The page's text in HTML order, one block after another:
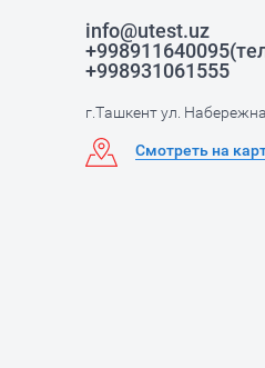
info@utest.uz
+998931061555
г.Ташкент ул.
Смотреть на